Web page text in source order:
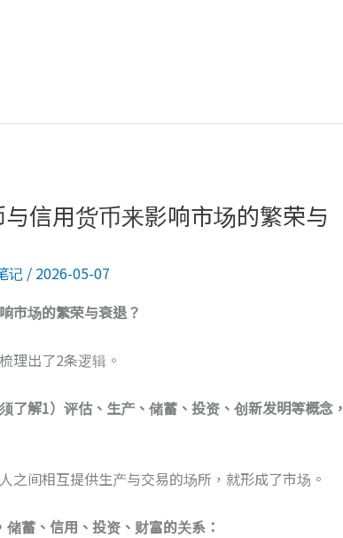
信用货币来影响市场的繁荣与
记/ 2026-05-07
市场的繁荣与衰退？
理出了2条逻辑。
了解1）评估、生产、储蓄、投资、创新发明等概念，
之间相互提供生产与交易的场所，就形成了市场。
储蓄、信用、投资、财富的关系：